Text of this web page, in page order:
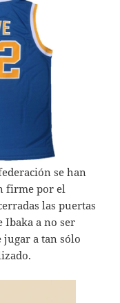
se han
firme por el
las puertas
Ibaka a no ser
a tan sólo